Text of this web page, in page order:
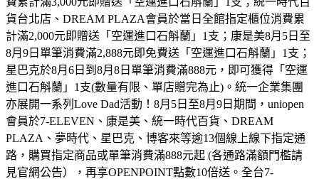
貨台北店、DREAM PLAZA會員於當日全館指定櫃位消費累
計滿2,000元即贈送「空運進口石斛蘭」1支；康是美8月5日至
8月9日單筆消費滿2,888元即免費送「空運進口石斛蘭」1支；
星巴克於8月6日到8月8日單筆消費滿888元，即可獲得「空運
進口石斛蘭」1支(數量有限、單店贈完為止)。統一企業集團
亦展開一系列Love Dad活動！8月5日至8月9日期間，uniopen
會員於7-ELEVEN、康是美、統一時代百貨、DREAM
PLAZA、夢時代、星巴克、博客來等逾13個線上線下指定通
路，購買指定商品或單筆消費滿888元起 (各通路滿額門檻請
見官網公告），再享OPENPOINT點數10倍送。全台7-